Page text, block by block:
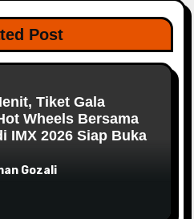
Post
Tiket Gala
Wheels Bersama
IMX 2026 Siap Buka
Gozali